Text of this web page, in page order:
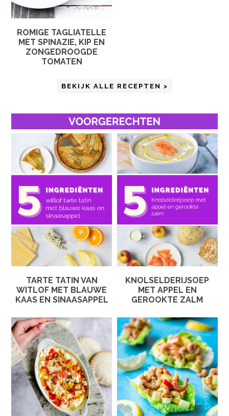
ROMIGE TAGLIATELLE
MET SPINAZIE, KIP EN
ZONGEDROOGDE
TOMATEN
BEKIJK ALLE RECEPTEN >
TARTE TATIN VAN
WITLOF MET BLAUWE
KAAS EN SINAASAPPEL
KNOLSELDERIJSOEP
MET APPEL EN
GEROOKTE ZALM